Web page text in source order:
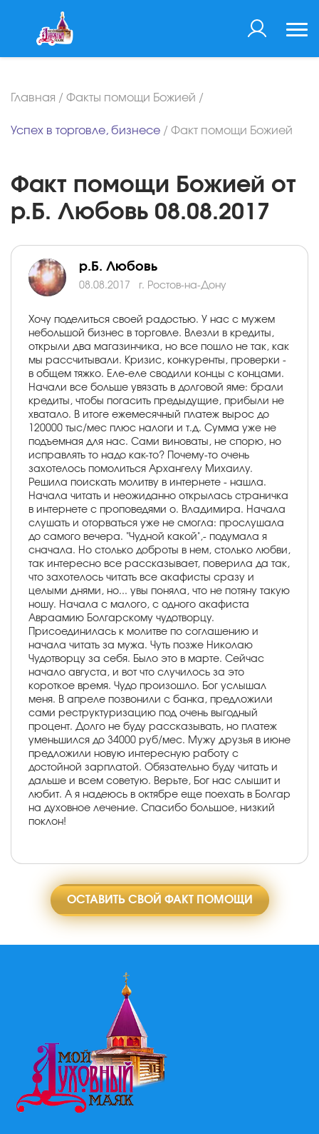
Главная / Факты помощи Божией /
Успех в торговле, бизнесе / Факт помощи Божией
Факт помощи Божией от
р.Б. Любовь 08.08.2017
р.Б. Любовь
08.08.2017 г. Ростов-на-Дону
Хочу поделиться своей радостью. У нас с мужем
небольшой бизнес в торговле. Влезли в кредиты,
открыли два магазинчика, но все пошло не так, как
мы рассчитывали. Кризис, конкуренты, проверки -
в общем тяжко. Еле-еле сводили концы с концами.
Начали все больше увязать в долговой яме: брали
кредиты, чтобы погасить предыдущие, прибыли не
хватало. В итоге ежемесячный платеж вырос до
120000 тыс/мес плюс налоги и т.д. Сумма уже не
подъемная для нас. Сами виноваты, не спорю, но
исправлять то надо как-то? Почему-то очень
захотелось помолиться Архангелу Михаилу.
Решила поискать молитву в интернете - нашла.
Начала читать и неожиданно открылась страничка
в интернете с проповедями о. Владимира. Начала
слушать и оторваться уже не смогла: прослушала
до самого вечера. "Чудной какой",- подумала я
сначала. Но столько доброты в нем, столько любви,
так интересно все рассказывает, поверила да так,
что захотелось читать все акафисты сразу и
целыми днями, но... увы поняла, что не потяну такую
ношу. Начала с малого, с одного акафиста
Авраамию Болгарскому чудотворцу.
Присоединилась к молитве по соглашению и
начала читать за мужа. Чуть позже Николаю
Чудотворцу за себя. Было это в марте. Сейчас
начало августа, и вот что случилось за это
короткое время. Чудо произошло. Бог услышал
меня. В апреле позвонили с банка, предложили
сами реструктуризацию под очень выгодный
процент. Долго не буду рассказывать, но платеж
уменьшился до 34000 руб/мес. Мужу друзья в июне
предложили новую интересную работу с
достойной зарплатой. Обязательно буду читать и
дальше и всем советую. Верьте, Бог нас слышит и
любит. А я надеюсь в октябре еще поехать в Болгар
на духовное лечение. Спасибо большое, низкий
поклон!
ОСТАВИТЬ СВОЙ ФАКТ ПОМОЩИ